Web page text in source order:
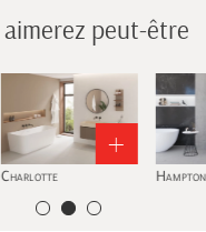
peut-être
Charlotte Hampton